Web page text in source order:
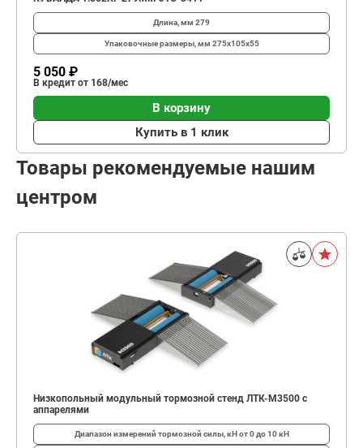
Длина, мм 279
Упаковочные размеры, мм 275х105х55
5 050 ₽
В кредит от 168/мес
В корзину
Купить в 1 клик
Товары рекомендуемые нашим
центром
Низкопольный модульный тормозной стенд ЛТК-М3500 с
аппарелями
Диапазон измерений тормозной силы, кНот 0 до 10 кН